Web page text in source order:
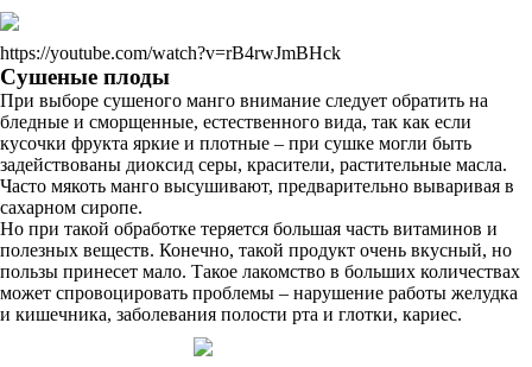
https://youtube.com/watch?v=rB4rwJmBHck
Сушеные плоды
При выборе сушеного манго внимание следует обратить на
бледные и сморщенные, естественного вида, так как если
кусочки фрукта яркие и плотные – при сушке могли быть
задействованы диоксид серы, красители, растительные масла.
Часто мякоть манго высушивают, предварительно вываривая в
сахарном сиропе.
Но при такой обработке теряется большая часть витаминов и
полезных веществ. Конечно, такой продукт очень вкусный, но
пользы принесет мало. Такое лакомство в больших количествах
может спровоцировать проблемы – нарушение работы желудка
и кишечника, заболевания полости рта и глотки, кариес.